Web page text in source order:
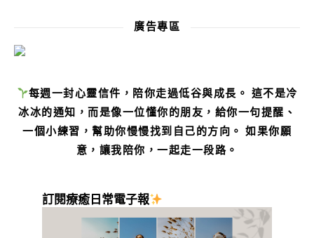
廣告專區
每週一封心靈信件，陪你走過低谷與成長。 這不是冷
冰冰的通知，而是像一位懂你的朋友，給你一句提醒、
一個小練習，幫助你慢慢找到自己的方向。 如果你願
意，讓我陪你，一起走一段路。
訂閱療癒日常電子報